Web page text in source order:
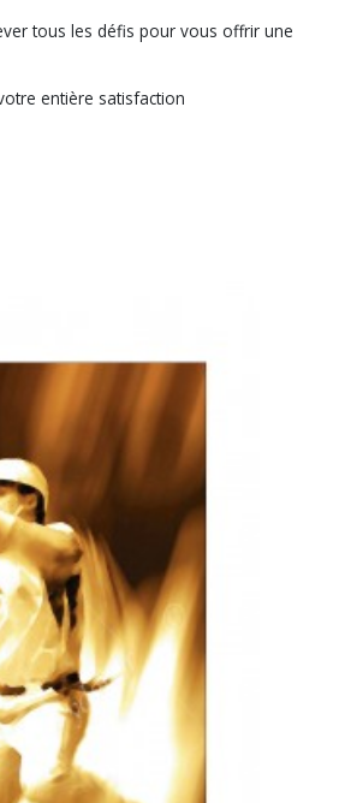
tous les défis pour vous offrir une
entière satisfaction